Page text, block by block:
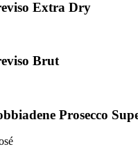
Extra Dry
Brut
Prosecco